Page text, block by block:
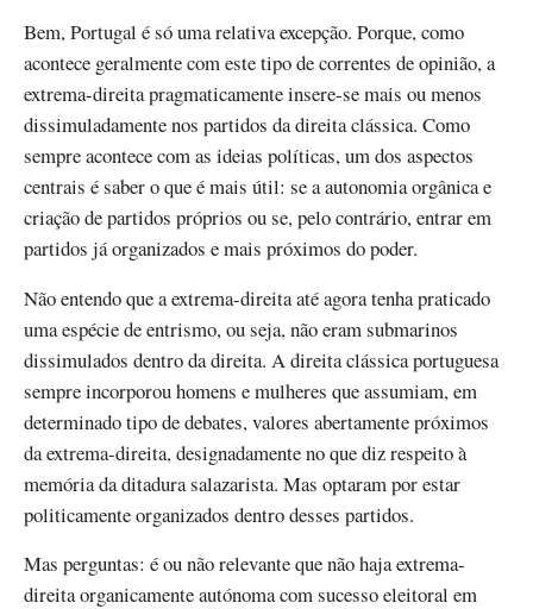
Bem, Portugal é só uma relativa excepção. Porque, como
acontece geralmente com este tipo de correntes de opinião, a
extrema-direita pragmaticamente insere-se mais ou menos
dissimuladamente nos partidos da direita clássica. Como
sempre acontece com as ideias políticas, um dos aspectos
centrais é saber o que é mais útil: se a autonomia orgânica e
criação de partidos próprios ou se, pelo contrário, entrar em
partidos já organizados e mais próximos do poder.
Não entendo que a extrema-direita até agora tenha praticado
uma espécie de entrismo, ou seja, não eram submarinos
dissimulados dentro da direita. A direita clássica portuguesa
sempre incorporou homens e mulheres que assumiam, em
determinado tipo de debates, valores abertamente próximos
da extrema-direita, designadamente no que diz respeito à
memória da ditadura salazarista. Mas optaram por estar
politicamente organizados dentro desses partidos.
Mas perguntas: é ou não relevante que não haja extrema-
direita organicamente autónoma com sucesso eleitoral em